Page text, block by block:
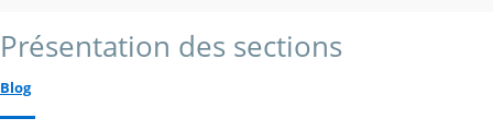
Présentation des sections
Blog